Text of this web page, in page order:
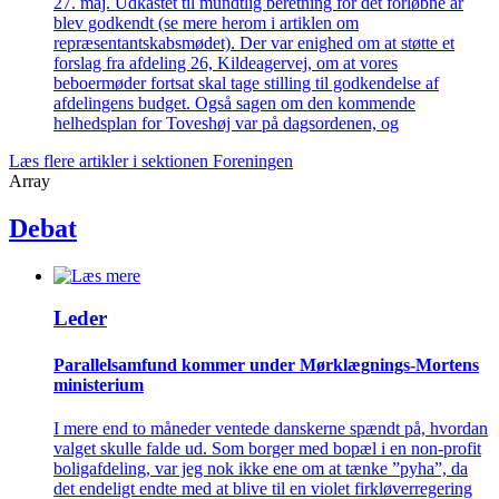
blev godkendt (se mere herom i artiklen om
repræsentantskabsmødet). Der var enighed om at støtte et
forslag fra afdeling 26, Kildeagervej, om at vores
beboermøder fortsat skal tage stilling til godkendelse af
afdelingens budget. Også sagen om den kommende
helhedsplan for Toveshøj var på dagsordenen, og
Læs flere artikler i sektionen Foreningen
Array
Debat
Leder
Parallelsamfund kommer under Mørklægnings-Mortens
ministerium
I mere end to måneder ventede danskerne spændt på, hvordan
valget skulle falde ud. Som borger med bopæl i en non-profit
boligafdeling, var jeg nok ikke ene om at tænke ”pyha”, da
det endeligt endte med at blive til en violet firkløverregering